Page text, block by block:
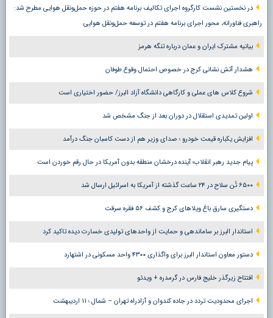
در نخستین نشست کارگروه اجرای تکالیف برنامه هفتم در حوزه حمل‌ونقل هوایی مطرح شد:
راهبری فناورانه، محور اجرای برنامه هفتم در توسعه حمل‌ونقل هوایی
بیانیه مشترک ایران و عمان درباره تنگه هرمز
هشدار آتش نشانی کرج در خصوص احتمال وقوع طوفان
شروع کلاس های عملی و کارگاهی دانشگاه آزاد البرز/ حضور اختیاری است
اولین تمدیدی استقلال در دوران بعد از جنگ مشخص شد
افزایش یکباره قیمت خودرو ؛ صدای وزیر هم از دست کاسبان جنگ درآمد
پیام جدید رهبر انقلاب؛ آینده درخشان منطقه بدون آمریکا در حال رقم خوردن است
۶۵۰۰ تُن سلاح در ۲۴ ساعت گذشته از آمریکا به اسرائیل ارسال شد
دستگیری سارق باغ ویلاهای کرج و کشف ۵۶ فقره سرقت
استاندار البرز بر ساماندهی و حمایت از واحدهای تولیدی خسارت دیده تاکید کرد
دستور معاون استاندار البرز برای واگذاری ۴۳۰۰ واحد مسکونی در اشتهارد
افتتاح زیرگذر خلیج فارس در گرمدره + ویدئو
اجرای محدودیت تردد در جاده کندوان و آزادراه تهران – شمال ؛ ١١ اردیبهشت